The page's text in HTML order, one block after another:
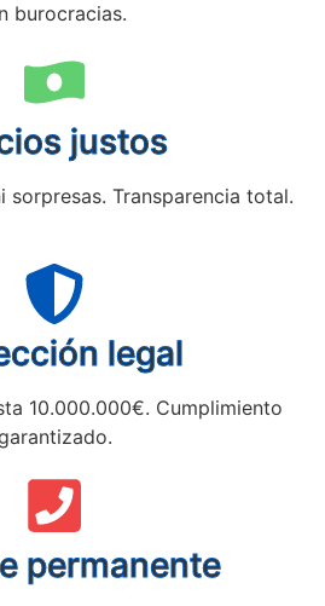
burocracias.
justos
sorpresas. Transparencia total.
legal
10.000.000€. Cumplimiento
permanente